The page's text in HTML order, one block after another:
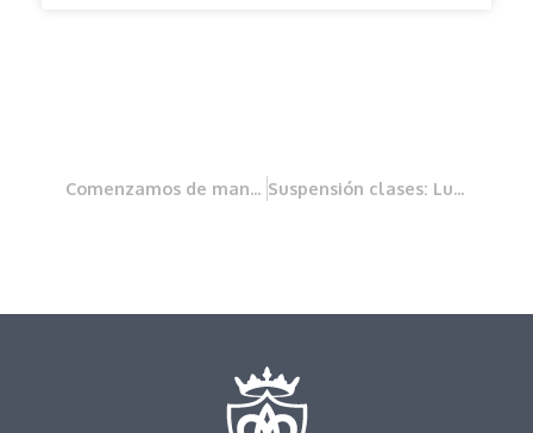
Comenzamos de manera especial Suspensión clases: Lunes 29 septiembre